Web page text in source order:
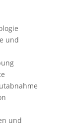
und
und